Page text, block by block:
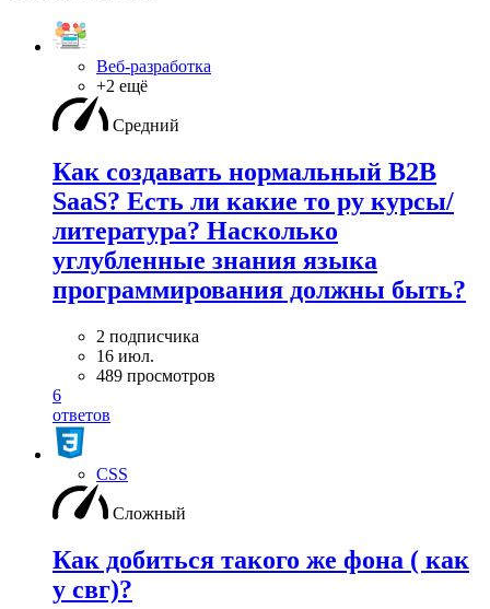
Веб-разработка
+2 ещё
Средний
Как создавать нормальный B2B
SaaS? Есть ли какие то ру курсы/
литература? Насколько
углубленные знания языка
программирования должны быть?
2 подписчика
16 июл.
489 просмотров
6
ответов
CSS
Сложный
Как добиться такого же фона ( как
у свг)?